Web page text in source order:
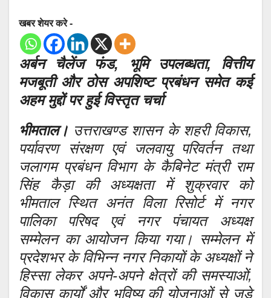
खबर शेयर करे -
अर्बन चैलेंज फंड, भूमि उपलब्धता, वित्तीय
मजबूती और ठोस अपशिष्ट प्रबंधन समेत कई
अहम मुद्दों पर हुई विस्तृत चर्चा
भीमताल। उत्तराखण्ड शासन के शहरी विकास,
पर्यावरण संरक्षण एवं जलवायु परिवर्तन तथा
जलागम प्रबंधन विभाग के कैबिनेट मंत्री राम
सिंह कैड़ा की अध्यक्षता में शुक्रवार को
भीमताल स्थित अनंत विला रिसोर्ट में नगर
पालिका परिषद एवं नगर पंचायत अध्यक्ष
सम्मेलन का आयोजन किया गया। सम्मेलन में
प्रदेशभर के विभिन्न नगर निकायों के अध्यक्षों ने
हिस्सा लेकर अपने-अपने क्षेत्रों की समस्याओं,
विकास कार्यों और भविष्य की योजनाओं से जुड़े